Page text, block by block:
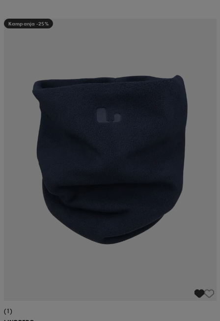
Kampanja -25%
(1)